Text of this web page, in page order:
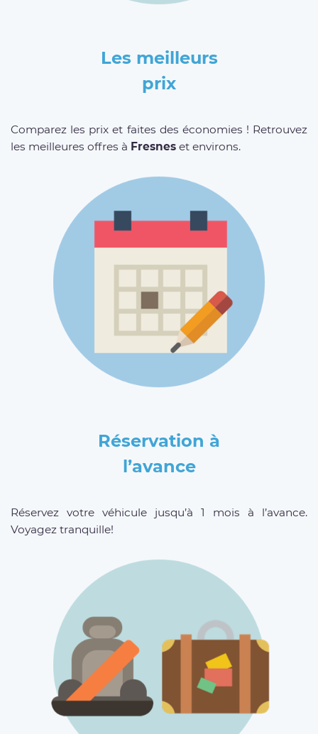
Les meilleurs
prix
Comparez les prix et faites des économies ! Retrouvez
les meilleures offres à Fresnes et environs.
Réservation à
l’avance
Réservez votre véhicule jusqu’à 1 mois à l’avance.
Voyagez tranquille!